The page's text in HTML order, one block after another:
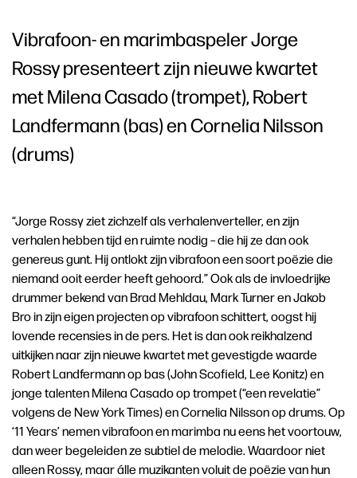
Vibrafoon- en marimbaspeler Jorge
Rossy presenteert zijn nieuwe kwartet
met Milena Casado (trompet), Robert
Landfermann (bas) en Cornelia Nilsson
(drums)
“Jorge Rossy ziet zichzelf als verhalenverteller, en zijn
verhalen hebben tijd en ruimte nodig – die hij ze dan ook
genereus gunt. Hij ontlokt zijn vibrafoon een soort poëzie die
niemand ooit eerder heeft gehoord.” Ook als de invloedrijke
drummer bekend van Brad Mehldau, Mark Turner en Jakob
Bro in zijn eigen projecten op vibrafoon schittert, oogst hij
lovende recensies in de pers. Het is dan ook reikhalzend
uitkijken naar zijn nieuwe kwartet met gevestigde waarde
Robert Landfermann op bas (John Scofield, Lee Konitz) en
jonge talenten Milena Casado op trompet (“een revelatie”
volgens de New York Times) en Cornelia Nilsson op drums. Op
‘11 Years’ nemen vibrafoon en marimba nu eens het voortouw,
dan weer begeleiden ze subtiel de melodie. Waardoor niet
alleen Rossy, maar álle muzikanten voluit de poëzie van hun